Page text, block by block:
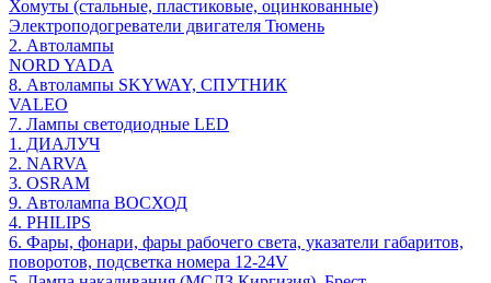
Хомуты (стальные, пластиковые, оцинкованные)
Электроподогреватели двигателя Тюмень
2. Автолампы
NORD YADA
8. Автолампы SKYWAY, СПУТНИК
VALEO
7. Лампы светодиодные LED
1. ДИАЛУЧ
2. NARVA
3. OSRAM
9. Автолампа ВОСХОД
4. PHILIPS
6. Фары, фонари, фары рабочего света, указатели габаритов,
поворотов, подсветка номера 12-24V